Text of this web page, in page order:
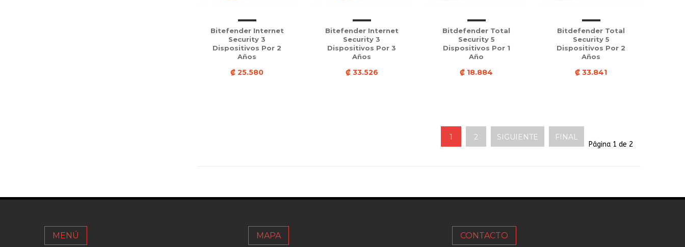
Bitefender Internet
Security 3
Dispositivos Por 2
Años
₡ 25.580
Bitefender Internet
Security 3
Dispositivos Por 3
Años
₡ 33.526
Bitdefender Total
Security 5
Dispositivos Por 1
Año
₡ 18.884
Bitdefender Total
Security 5
Dispositivos Por 2
Años
₡ 33.841
1 2 SIGUIENTE FINAL
Página 1 de 2
MENÚ MAPA CONTACTO